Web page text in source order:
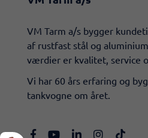
​VM Tarm a/s bygger
af rustfast stål og
værdier er kvalitet, service
Vi har 60 års erfaring og
tankvogne om året.